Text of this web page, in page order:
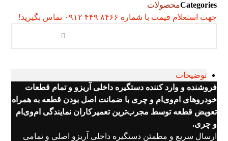
Categoriesمحصولات
جهت استعلام قیمت با شماره ۸۴۶۶ ۴۴۹ ۰۹۱۲ تماس بگیرید!
توضیحات
فروشنده و وارد کننده دستگیره داخلی آریزو و تمام قطعات
خودروهای ام‌وی‌ام و چری با ضمانت اصل بودن قطعه به همراه
تعویض قطعه توسط مجرب‌ترین تعمیرکاران نمایندگی ام‌وی‌ام
و چری.
ارسال سریع و مطمئن دستگیره داخلی آریزو اصلی و تمامی